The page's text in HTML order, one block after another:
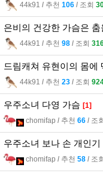
44k91 l 추천 106 l 조회
은비의 건강한 가슴은
44k91 l 추천 98 l 조회
드림캐쳐 유현이의 몸에
44k91 l 추천 23 l 조회
우주소녀 다영 가슴 [1]
chomifap l 추천 66 l 조회
우주소녀 보나 손 개인기
chomifap l 추천 58 l 조회